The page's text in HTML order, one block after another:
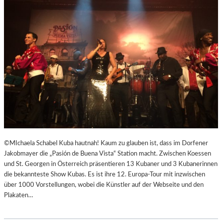
E
I
C
H
S
,
A
U
SS
E
R
O
D
N
©MIchaela Schabel Kuba hautnah! Kaum zu glauben ist, dass im Dorfener
Jakobmayer die „Pasión de Buena Vista“ Station macht. Zwischen Koessen
und St. Georgen in Österreich präsentieren 13 Kubaner und 3 Kubanerinnen
die bekannteste Show Kubas. Es ist ihre 12. Europa-Tour mit inzwischen
über 1000 Vorstellungen, wobei die Künstler auf der Webseite und den
Plakaten…